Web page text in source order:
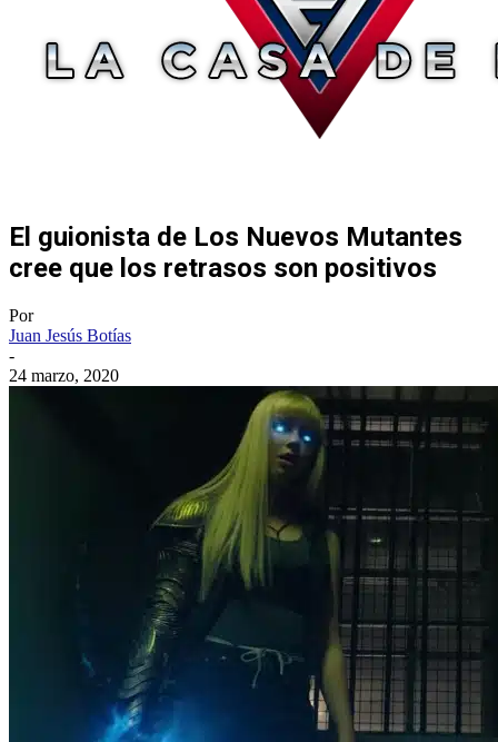
El guionista de Los Nuevos Mutantes
cree que los retrasos son positivos
Por
Juan Jesús Botías
-
24 marzo, 2020